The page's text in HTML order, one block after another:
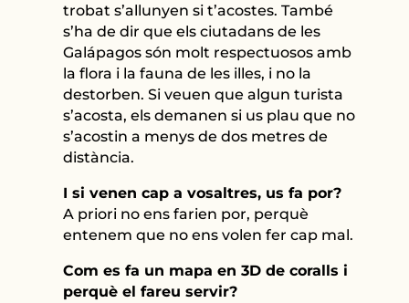
trobat s’allunyen si t’acostes. També
s’ha de dir que els ciutadans de les
Galápagos són molt respectuosos amb
la flora i la fauna de les illes, i no la
destorben. Si veuen que algun turista
s’acosta, els demanen si us plau que no
s’acostin a menys de dos metres de
distància.
I si venen cap a vosaltres, us fa por?
A priori no ens farien por, perquè
entenem que no ens volen fer cap mal.
Com es fa un mapa en 3D de coralls i
perquè el fareu servir?